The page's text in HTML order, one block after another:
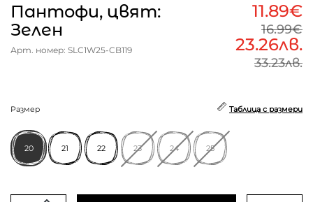
Пантофи, цвят:
Зелен
Арт. номер: SLC1W25-CB119
11.89€
16.99€
23.26лв.
33.23лв.
Размер Таблица с размери
20 21 22 23 24 25